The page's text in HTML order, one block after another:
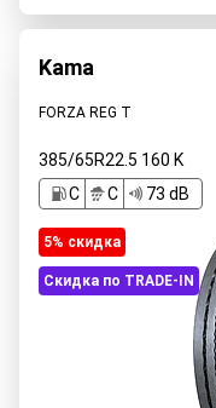
Kama
FORZA REG T
385/65R22.5 160 K
C
C 73 dB
5% cкидка
Скидка по TRADE-IN